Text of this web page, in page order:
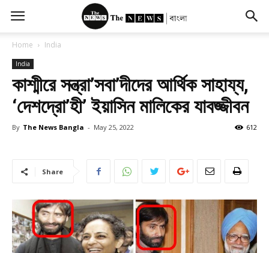
Home India
India
কাশ্মীরে সন্ত্রা’সবা’দীদের আর্থিক সাহায্য,
‘দেশদ্রো’হী’ ইয়াসিন মালিকের যাবজ্জীবন
By The News Bangla - May 25, 2022 612
Share